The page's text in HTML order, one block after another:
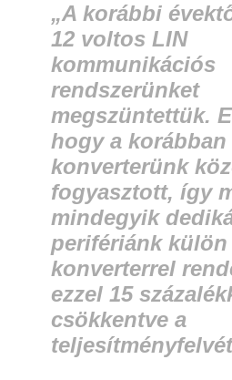
„A korábbi
12 voltos LIN
kommunikációs
rendszerünket
megszüntettük.
hogy a
konverterünk
fogyasztott, így
mindegyik
perifériánk külön
konverterrel
ezzel 15
csökkentve a